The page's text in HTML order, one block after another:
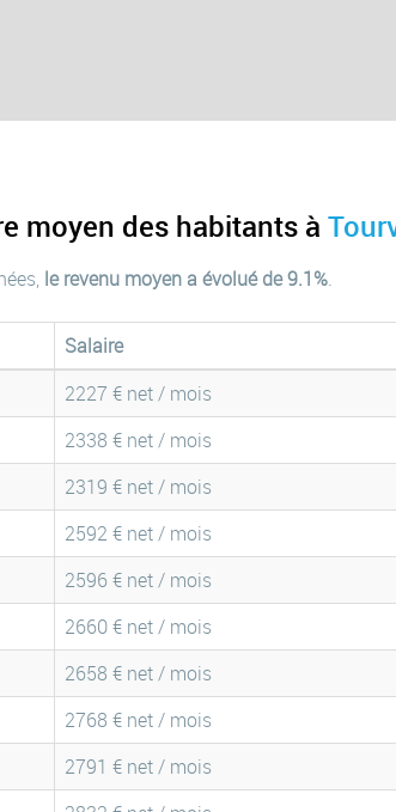
moyen des habitants à
le revenu moyen a évolué de 9.1%.
Salaire
2227 € net / mois
2338 € net / mois
2319 € net / mois
2592 € net / mois
2596 € net / mois
2660 € net / mois
2658 € net / mois
2768 € net / mois
2791 € net / mois